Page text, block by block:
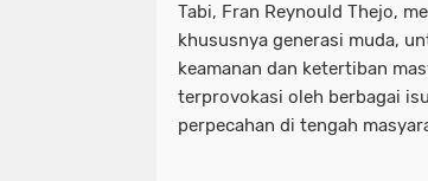
Tabi, Fran Reynould Thejo,
khususnya generasi muda,
keamanan dan ketertiban
terprovokasi oleh berbagai
perpecahan di tengah